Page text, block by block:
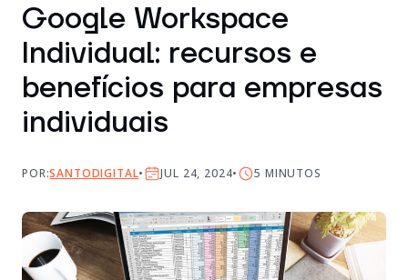
Google Workspace
Individual: recursos e
benefícios para empresas
individuais
POR:SANTODIGITAL JUL 24, 2024 5 MINUTOS